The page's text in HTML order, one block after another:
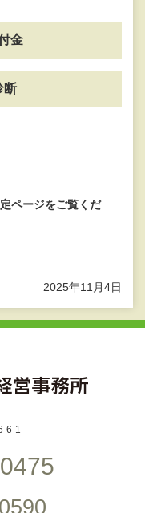
金
断
ページをご覧くだ
2025年11月4日
6-1